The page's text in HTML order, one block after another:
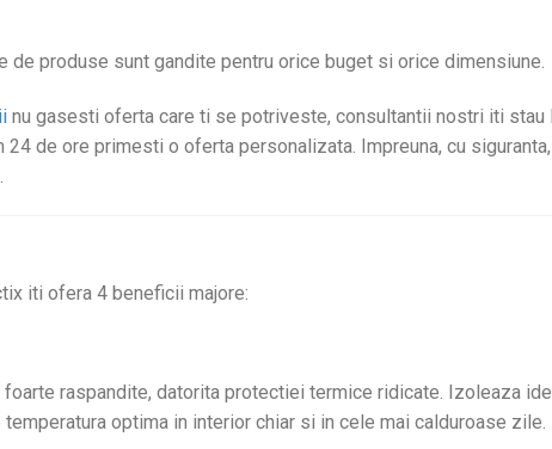
de produse sunt gandite pentru orice buget si orice dimensiune.
nu gasesti oferta care ti se potriveste, consultantii nostri iti stau
24 de ore primesti o oferta personalizata. Impreuna, cu
iti ofera 4 beneficii majore:
raspandite, datorita protectiei termice ridicate. Izoleaza
optima in interior chiar si in cele mai calduroase zile.